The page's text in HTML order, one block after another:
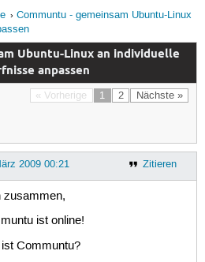
Communtu - gemeinsam Ubuntu-Linux
Ubuntu-Linux an individuelle
anpassen
« Vorherige 1 2 Nächste »
Zitieren
2009 00:21
zusammen,
ist online!
Communtu?